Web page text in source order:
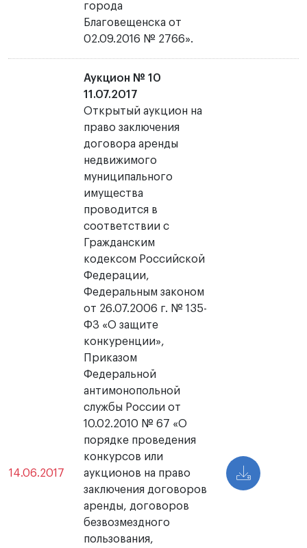
города
Благовещенска от
02.09.2016 № 2766».
14.06.2017
Аукцион № 10
11.07.2017
Открытый аукцион на
право заключения
договора аренды
недвижимого
муниципального
имущества
проводится в
соответствии с
Гражданским
кодексом Российской
Федерации,
Федеральным законом
от 26.07.2006 г. № 135-
ФЗ «О защите
конкуренции»,
Приказом
Федеральной
антимонопольной
службы России от
10.02.2010 № 67 «О
порядке проведения
конкурсов или
аукционов на право
заключения договоров
аренды, договоров
безвозмездного
пользования,